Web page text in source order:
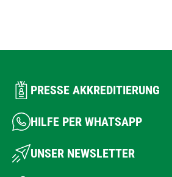
PRESSE AKKREDITIERUNG
HILFE PER WHATSAPP
UNSER NEWSLETTER